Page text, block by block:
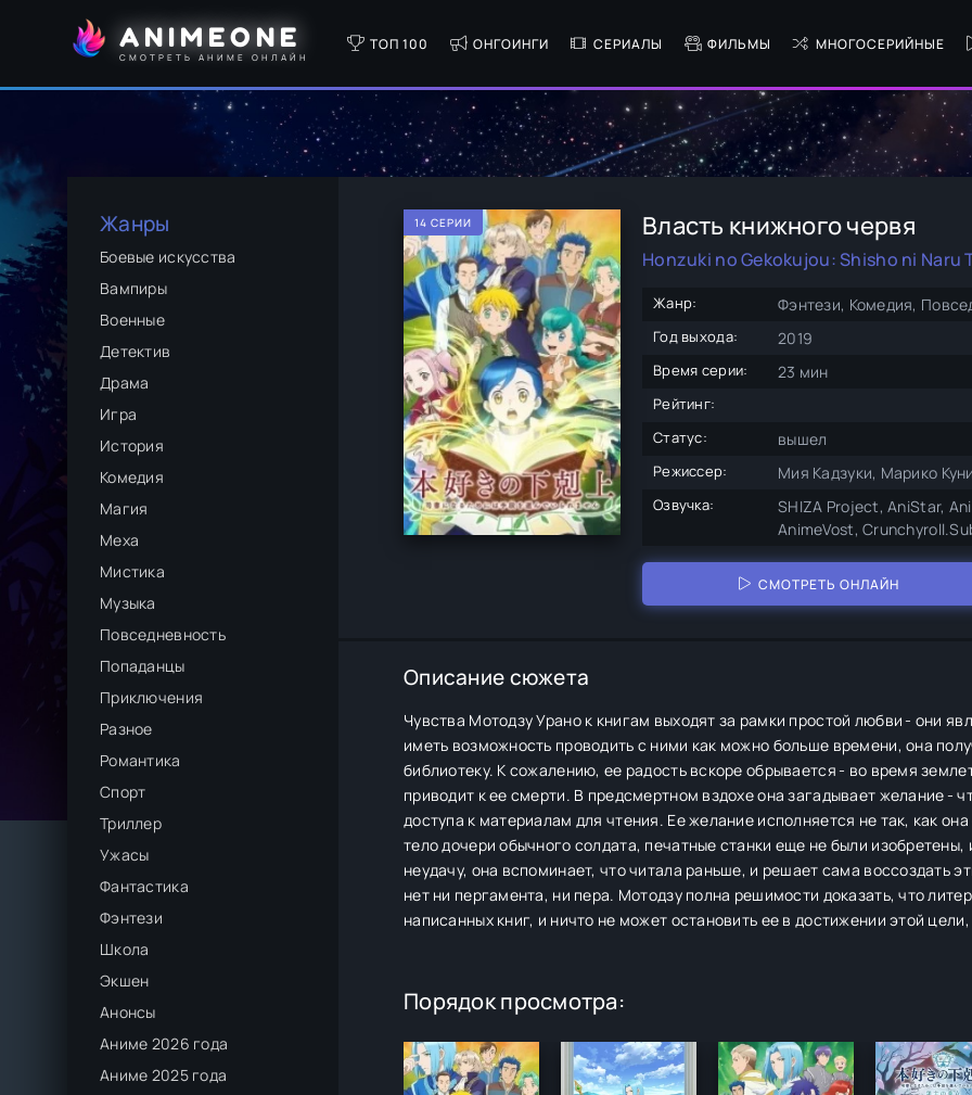
ANIMEONE
СМОТРЕТЬ АНИМЕ ОНЛАЙН
ТОП 100 ОНГОИНГИ СЕРИАЛЫ ФИЛЬМЫ МНОГОСЕРИЙНЫЕ
Жанры
Боевые искусства
Вампиры
Военные
Детектив
Драма
Игра
История
Комедия
Магия
Меха
Мистика
Музыка
Повседневность
Попаданцы
Приключения
Разное
Романтика
Спорт
Триллер
Ужасы
Фантастика
Фэнтези
Школа
Экшен
Анонсы
Аниме 2026 года
Аниме 2025 года
14 СЕРИИ Власть книжного червя
Honzuki no Gekokujou: Shisho ni Naru
Жанр: Фэнтези, Комедия,
Год выхода: 2019
Время серии: 23 мин
Рейтинг:
Статус:
вышел
Режиссер: Мия Кадзуки, Марико
Озвучка:
SHIZA Project, AniStar,
AnimeVost,
СМОТРЕТЬ ОНЛАЙН
Описание сюжета
Чувства Мотодзу Урано к книгам выходят за рамки простой любви - они
иметь возможность проводить с ними как можно больше времени, она
библиотеку. К сожалению, ее радость вскоре обрывается - во время
приводит к ее смерти. В предсмертном вздохе она загадывает желание -
доступа к материалам для чтения. Ее желание исполняется не так, как
тело дочери обычного солдата, печатные станки еще не были изобретены,
неудачу, она вспоминает, что читала раньше, и решает сама воссоздать
нет ни пергамента, ни пера. Мотодзу полна решимости доказать, что
написанных книг, и ничто не может остановить ее в достижении этой
Порядок просмотра: